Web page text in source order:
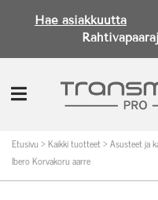
Hae asiakkuutta
Etusivu >Kaikki tuotteet>Asusteet ja
Ibero Korvakoru aarre